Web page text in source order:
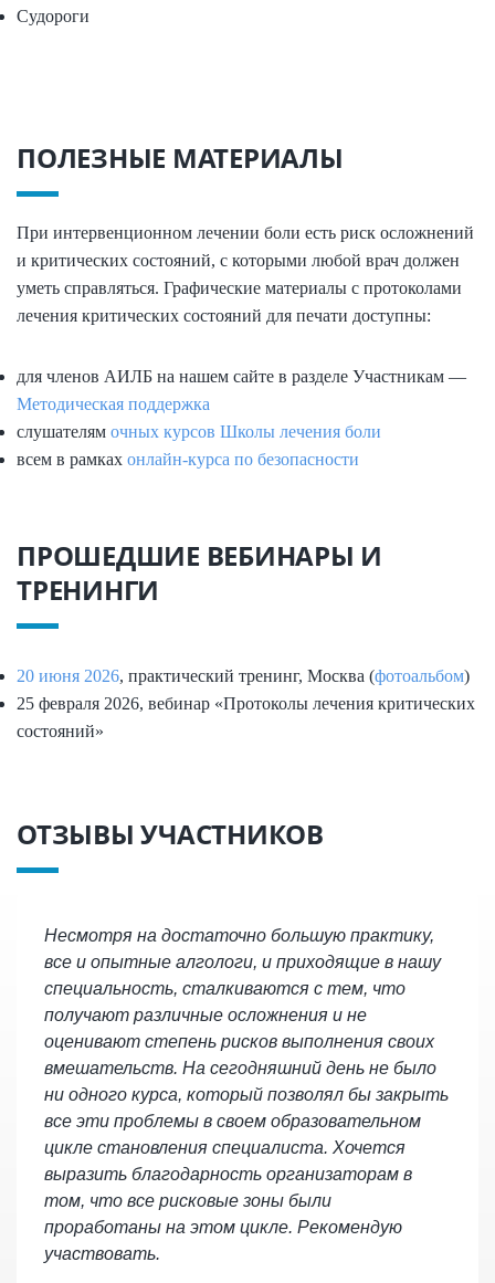
Судороги
ПОЛЕЗНЫЕ МАТЕРИАЛЫ
При интервенционном лечении боли есть риск осложнений
и критических состояний, с которыми любой врач должен
уметь справляться. Графические материалы с протоколами
лечения критических состояний для печати доступны:
для членов АИЛБ на нашем сайте в разделе Участникам —
Методическая поддержка
слушателям очных курсов Школы лечения боли
всем в рамках онлайн-курса по безопасности
ПРОШЕДШИЕ ВЕБИНАРЫ И
ТРЕНИНГИ
20 июня 2026, практический тренинг, Москва (фотоальбом)
25 февраля 2026, вебинар «Протоколы лечения критических
состояний»
ОТЗЫВЫ УЧАСТНИКОВ
Несмотря на достаточно большую практику,
все и опытные алгологи, и приходящие в нашу
специальность, сталкиваются с тем, что
получают различные осложнения и не
оценивают степень рисков выполнения своих
вмешательств. На сегодняшний день не было
ни одного курса, который позволял бы закрыть
все эти проблемы в своем образовательном
цикле становления специалиста. Хочется
выразить благодарность организаторам в
том, что все рисковые зоны были
проработаны на этом цикле. Рекомендую
участвовать.